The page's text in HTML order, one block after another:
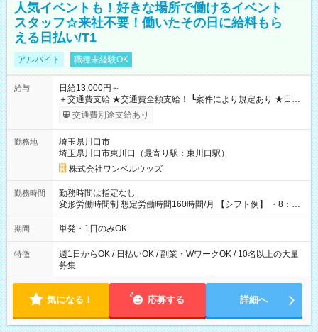
人気イベントも！好きな場所で働けるイベント
スタッフ☆来社不要！働いたその日に給料もら
える日払い/T1
アルバイト 職種未経験OK
給与
日給13,000円～
＋交通費支給 ★交通費全額支給！ ┗案件により規定あり ★日払
いOK！（規定あり） ┗働いたその日に現金GET♪ お仕事後はコ
ンビニATMから 日払い分を引き落とせます！ 【試用期間】試
交通費別途支給あり
勤務地
埼玉県川口市
埼玉県川口市東川口（最寄り駅：東川口駅）
株式会社ワンベルウッズ
勤務時間
勤務時間は指定なし
変形労働時間制 想定労働時間160時間/月 【シフト例】 ・8：00
～21：00
期間 単発・1日のみOK
特徴
週1日からOK / 日払いOK / 副業・WワークOK / 10名以上の大量
募集
気になる！ 応募する 詳細へ